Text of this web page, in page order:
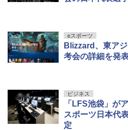
eスポーツ
Blizzard、東ア
考会の詳細を発
ビジネス
「LFS池袋」が
スポーツ日本代
定